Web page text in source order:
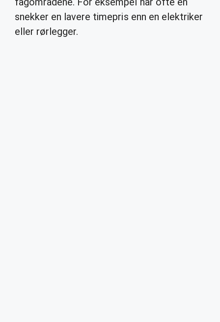
snekker en lavere timepris enn en elektriker
eller rørlegger.